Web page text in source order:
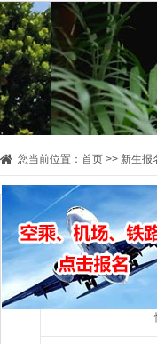
您当前位置： 首页 >> 新生报